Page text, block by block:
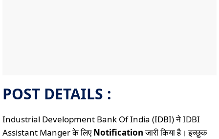
POST DETAILS :
Industrial Development Bank Of India (IDBI) ने IDBI
Assistant Manger के लिएNotificationजारी किया है। इच्छुक